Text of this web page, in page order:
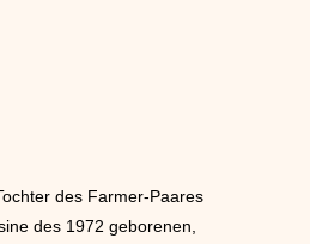
des Farmer-Paares
des 1972 geborenen,